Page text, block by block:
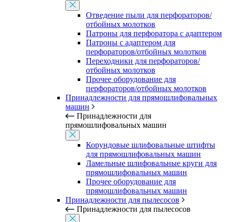
Отведение пыли для перфораторов/
отбойных молотков
Патроны для перфоратора с адаптером
Патроны с адаптером для
перфораторов/отбойных молотков
Переходники для перфораторов/
отбойных молотков
Прочее оборудование для
перфораторов/отбойных молотков
Принадлежности для прямошлифовальных
машин
Принадлежности для
прямошлифовальных машин
Корундовые шлифовальные штифты
для прямошлифовальных машин
Ламельные шлифовальные круги для
прямошлифовальных машин
Прочее оборудование для
прямошлифовальных машин
Принадлежности для пылесосов
Принадлежности для пылесосов